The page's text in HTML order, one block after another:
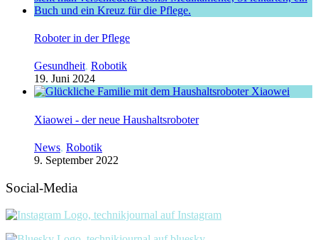
Roboter in der Pflege
Gesundheit, Robotik
19. Juni 2024
Xiaowei - der neue Haushaltsroboter
News, Robotik
9. September 2022
Social-Media